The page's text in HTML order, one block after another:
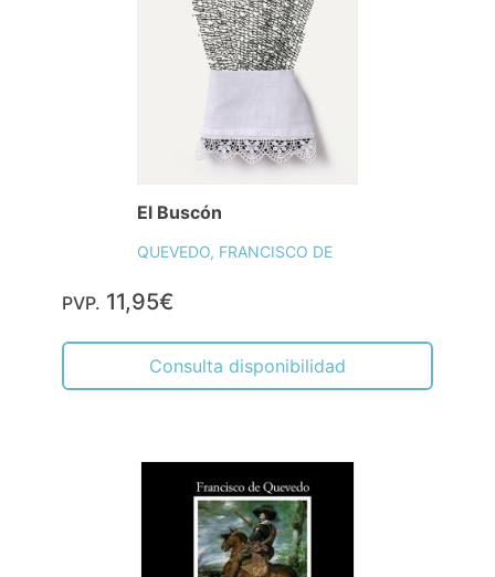
El Buscón
QUEVEDO, FRANCISCO DE
PVP. 11,95€
Consulta disponibilidad